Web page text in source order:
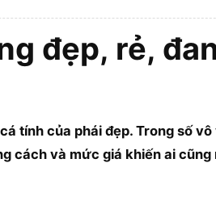
đẹp, rẻ,
tính của phái đẹp. Trong số
cách và mức giá khiến ai cũng